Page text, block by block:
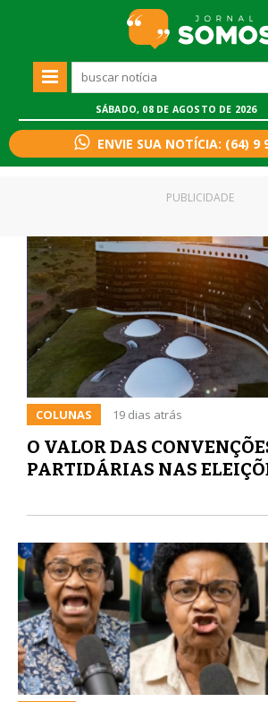
SÁBADO, 08 DE AGOSTO DE 2026
ENVIE SUA NOTÍCIA: (64) 9
COLUNAS 19 dias atrás
O VALOR DAS
PARTIDÁRIAS NAS
PUBLICIDADE